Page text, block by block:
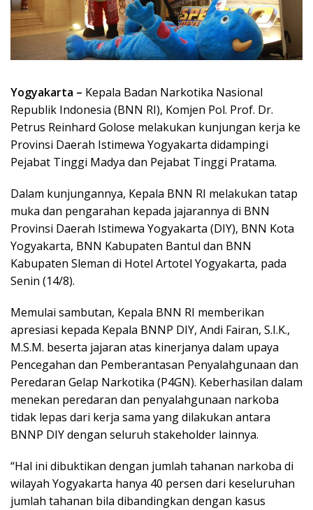
Yogyakarta – Kepala Badan Narkotika Nasional
Republik Indonesia (BNN RI), Komjen Pol. Prof. Dr.
Petrus Reinhard Golose melakukan kunjungan kerja ke
Provinsi Daerah Istimewa Yogyakarta didampingi
Pejabat Tinggi Madya dan Pejabat Tinggi Pratama.
Dalam kunjungannya, Kepala BNN RI melakukan tatap
muka dan pengarahan kepada jajarannya di BNN
Provinsi Daerah Istimewa Yogyakarta (DIY), BNN Kota
Yogyakarta, BNN Kabupaten Bantul dan BNN
Kabupaten Sleman di Hotel Artotel Yogyakarta, pada
Senin (14/8).
Memulai sambutan, Kepala BNN RI memberikan
apresiasi kepada Kepala BNNP DIY, Andi Fairan, S.I.K.,
M.S.M. beserta jajaran atas kinerjanya dalam upaya
Pencegahan dan Pemberantasan Penyalahgunaan dan
Peredaran Gelap Narkotika (P4GN). Keberhasilan dalam
menekan peredaran dan penyalahgunaan narkoba
tidak lepas dari kerja sama yang dilakukan antara
BNNP DIY dengan seluruh stakeholder lainnya.
“Hal ini dibuktikan dengan jumlah tahanan narkoba di
wilayah Yogyakarta hanya 40 persen dari keseluruhan
jumlah tahanan bila dibandingkan dengan kasus